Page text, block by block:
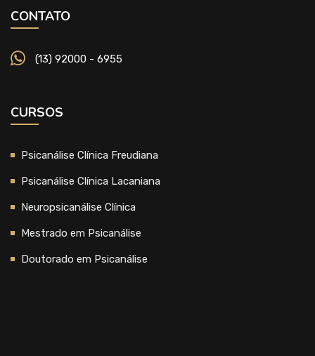
CONTATO
(13) 92000 - 6955
CURSOS
Psicanálise Clínica Freudiana
Psicanálise Clínica Lacaniana
Neuropsicanálise Clínica
Mestrado em Psicanálise
Doutorado em Psicanálise